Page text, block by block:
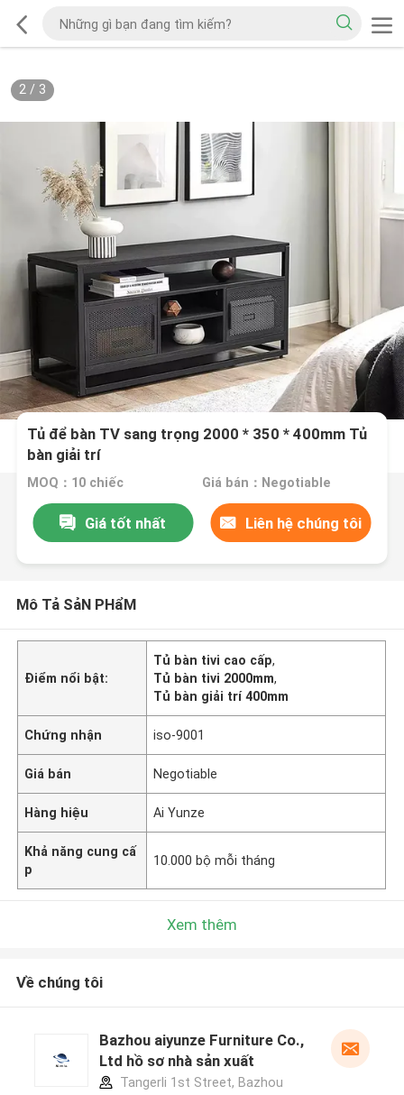
2/ 3
Tủ để bàn TV sang trọng 2000 * 350 * 400mm Tủ
bàn giải trí
MOQ：10 chiếc Giá bán：Negotiable
Giá tốt nhất Liên hệ chúng tôi
Mô Tả SảN PHẩM
Điểm nổi bật:
Tủ bàn tivi cao cấp,
Tủ bàn tivi 2000mm,
Tủ bàn giải trí 400mm
Chứng nhận iso-9001
Giá bán Negotiable
Hàng hiệu Ai Yunze
Khả năng cung cấ
p
10.000 bộ mỗi tháng
Xem thêm
Về chúng tôi
Bazhou aiyunze Furniture Co.,
Ltd hồ sơ nhà sản xuất
Tangerli 1st Street, Bazhou